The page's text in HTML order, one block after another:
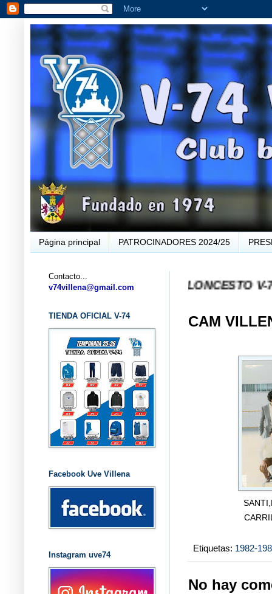
Página principal PATROCINADORES 2024/25
... CLUB BALONCESTO V-74
CAM
Etiquetas: 1982-
No hay
Contacto...
v74villena@gmail.com
TIENDA OFICIAL V-74
Facebook Uve Villena
Instagram uve74